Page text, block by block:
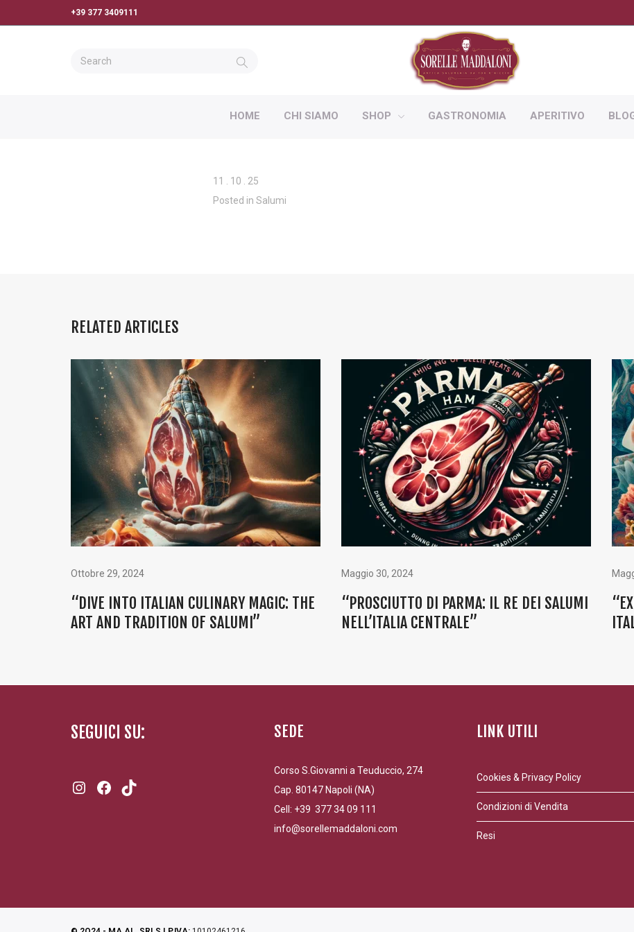
+39 377 3409111
HOME CHI SIAMO SHOP GASTRONOMIA APERITIVO
11 10
25
Posted in Salumi
RELATED ARTICLES
Ottobre 29, 2024
“DIVE INTO ITALIAN CULINARY MAGIC: THE
ART AND TRADITION OF SALUMI”
Maggio 30, 2024
“PROSCIUTTO DI PARMA: IL RE DEI SALUMI
NELL’ITALIA CENTRALE”
SEGUICI SU:
Instagram
Facebook
SEDE
Corso S.Giovanni a Teuduccio, 274
Cap. 80147 Napoli (NA)
Cell: +39 377 34 09 111
info@sorellemaddaloni.com
LINK UTILI
Cookies & Privacy Policy
Condizioni di Vendita
Resi